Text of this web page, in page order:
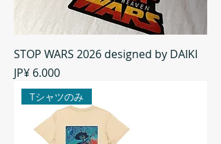
STOP WARS 2026 designed by DAIKI
Preço
JP¥ 6.000
Tシャツのみ